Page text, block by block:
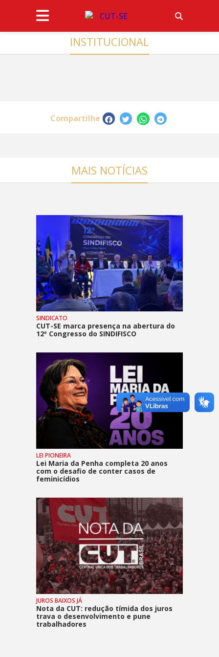
INSTITUCIONAL
Compartilhe
MAIS NOTÍCIAS
SINDICATO
CUT-SE marca presença na abertura do
12º Congresso do SINDIFISCO
LEI PIONEIRA
Lei Maria da Penha completa 20 anos
com o desafio de conter casos de
feminicídios
JUROS BAIXOS JÁ
Nota da CUT: redução tímida dos juros
trava o desenvolvimento e pune
trabalhadores